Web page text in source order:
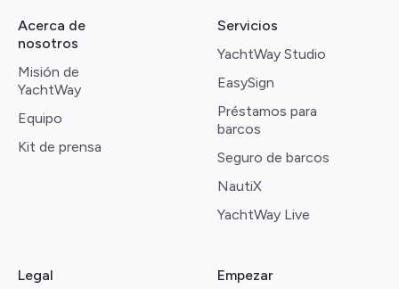
Acerca de
nosotros
Misión de
YachtWay
Equipo
Kit de prensa
Servicios
YachtWay Studio
EasySign
Préstamos para
barcos
Seguro de barcos
NautiX
YachtWay Live
Legal
Empezar